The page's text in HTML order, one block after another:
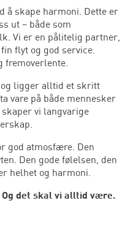
å skape harmoni. Dette er
ut – både som
Vi er en pålitelig partner,
flyt og god service.
fremoverlente.
og ligger alltid et skritt
vare på både mennesker
skaper vi langvarige
god atmosfære. Den
Den gode følelsen, den
helhet og harmoni.
Og det skal vi alltid være.